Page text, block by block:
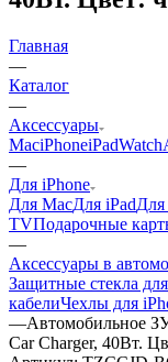
Главная
—
Каталог
—
Аксессуары
MaciPhoneiPadWatch
—
Для iPhone
Для MacДля iPadДля
TVПодарочные
—
Аксессуары в
Защитные стекла
кабелиЧехлы для
—Автомобильное
Car Charger, 40Вт.